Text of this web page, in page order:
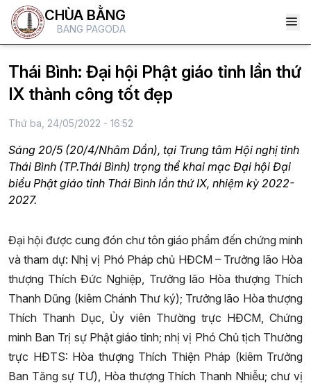
CHÙA BẰNG
BANG PAGODA
Thái Bình: Đại hội Phật giáo tỉnh lần thứ
IX thành công tốt đẹp
Thứ ba, 24/05/2022 - 16:52
Sáng 20/5 (20/4/Nhâm Dần), tại Trung tâm Hội nghị tỉnh
Thái Bình (TP.Thái Bình) trọng thể khai mạc Đại hội Đại
biểu Phật giáo tỉnh Thái Bình lần thứ IX, nhiệm kỳ 2022-
2027.
Đại hội được cung đón chư tôn giáo phẩm đến chứng minh
và tham dự: Nhị vị Phó Pháp chủ HĐCM – Trưởng lão Hòa
thượng Thích Đức Nghiệp, Trưởng lão Hòa thượng Thích
Thanh Dũng (kiêm Chánh Thư ký); Trưởng lão Hòa thượng
Thích Thanh Dục, Ủy viên Thường trực HĐCM, Chứng
minh Ban Trị sự Phật giáo tỉnh; nhị vị Phó Chủ tịch Thường
trực HĐTS: Hòa thượng Thích Thiện Pháp (kiêm Trưởng
Ban Tăng sự TƯ), Hòa thượng Thích Thanh Nhiễu; chư vị